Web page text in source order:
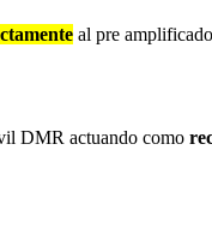
al pre
DMR actuando como